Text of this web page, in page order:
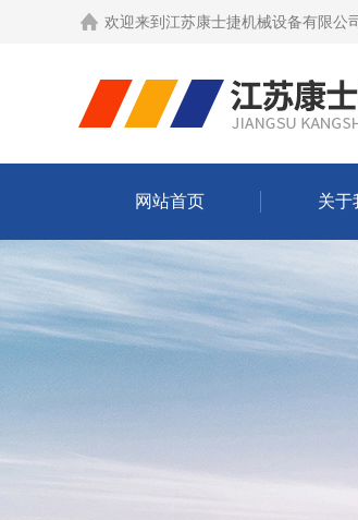
欢迎来到 江苏康士捷机械设备有限公
网站首页 关于